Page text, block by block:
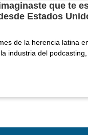
que te
Estados
de la herencia latina
industria del